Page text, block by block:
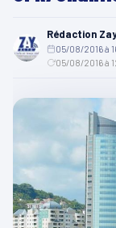
Rédaction
05/08/2016 à
05/08/2016 à